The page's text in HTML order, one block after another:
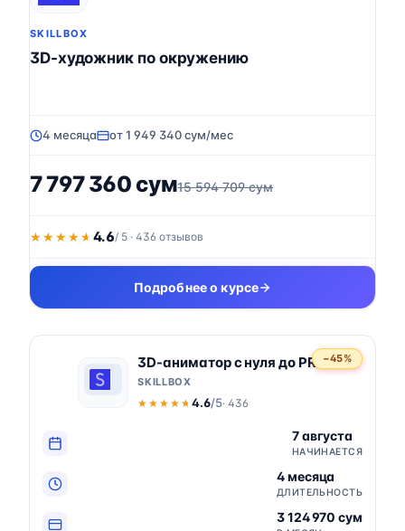
SKILLBOX
3D-художник по окружению
4 месяца от 1 949 340 сум/мес
7 797 360 сум15 594 709 сум
★★★★★
★★★★★ 4.6/ 5 · 436 отзывов
Подробнее о курсе
−45%
3D-аниматор с нуля до PRO
SKILLBOX
★★★★★
★★★★★4.6/5· 436
7 августа
НАЧИНАЕТСЯ
4 месяца
ДЛИТЕЛЬНОСТЬ
3 124 970 сум